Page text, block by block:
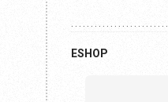
ESHOP